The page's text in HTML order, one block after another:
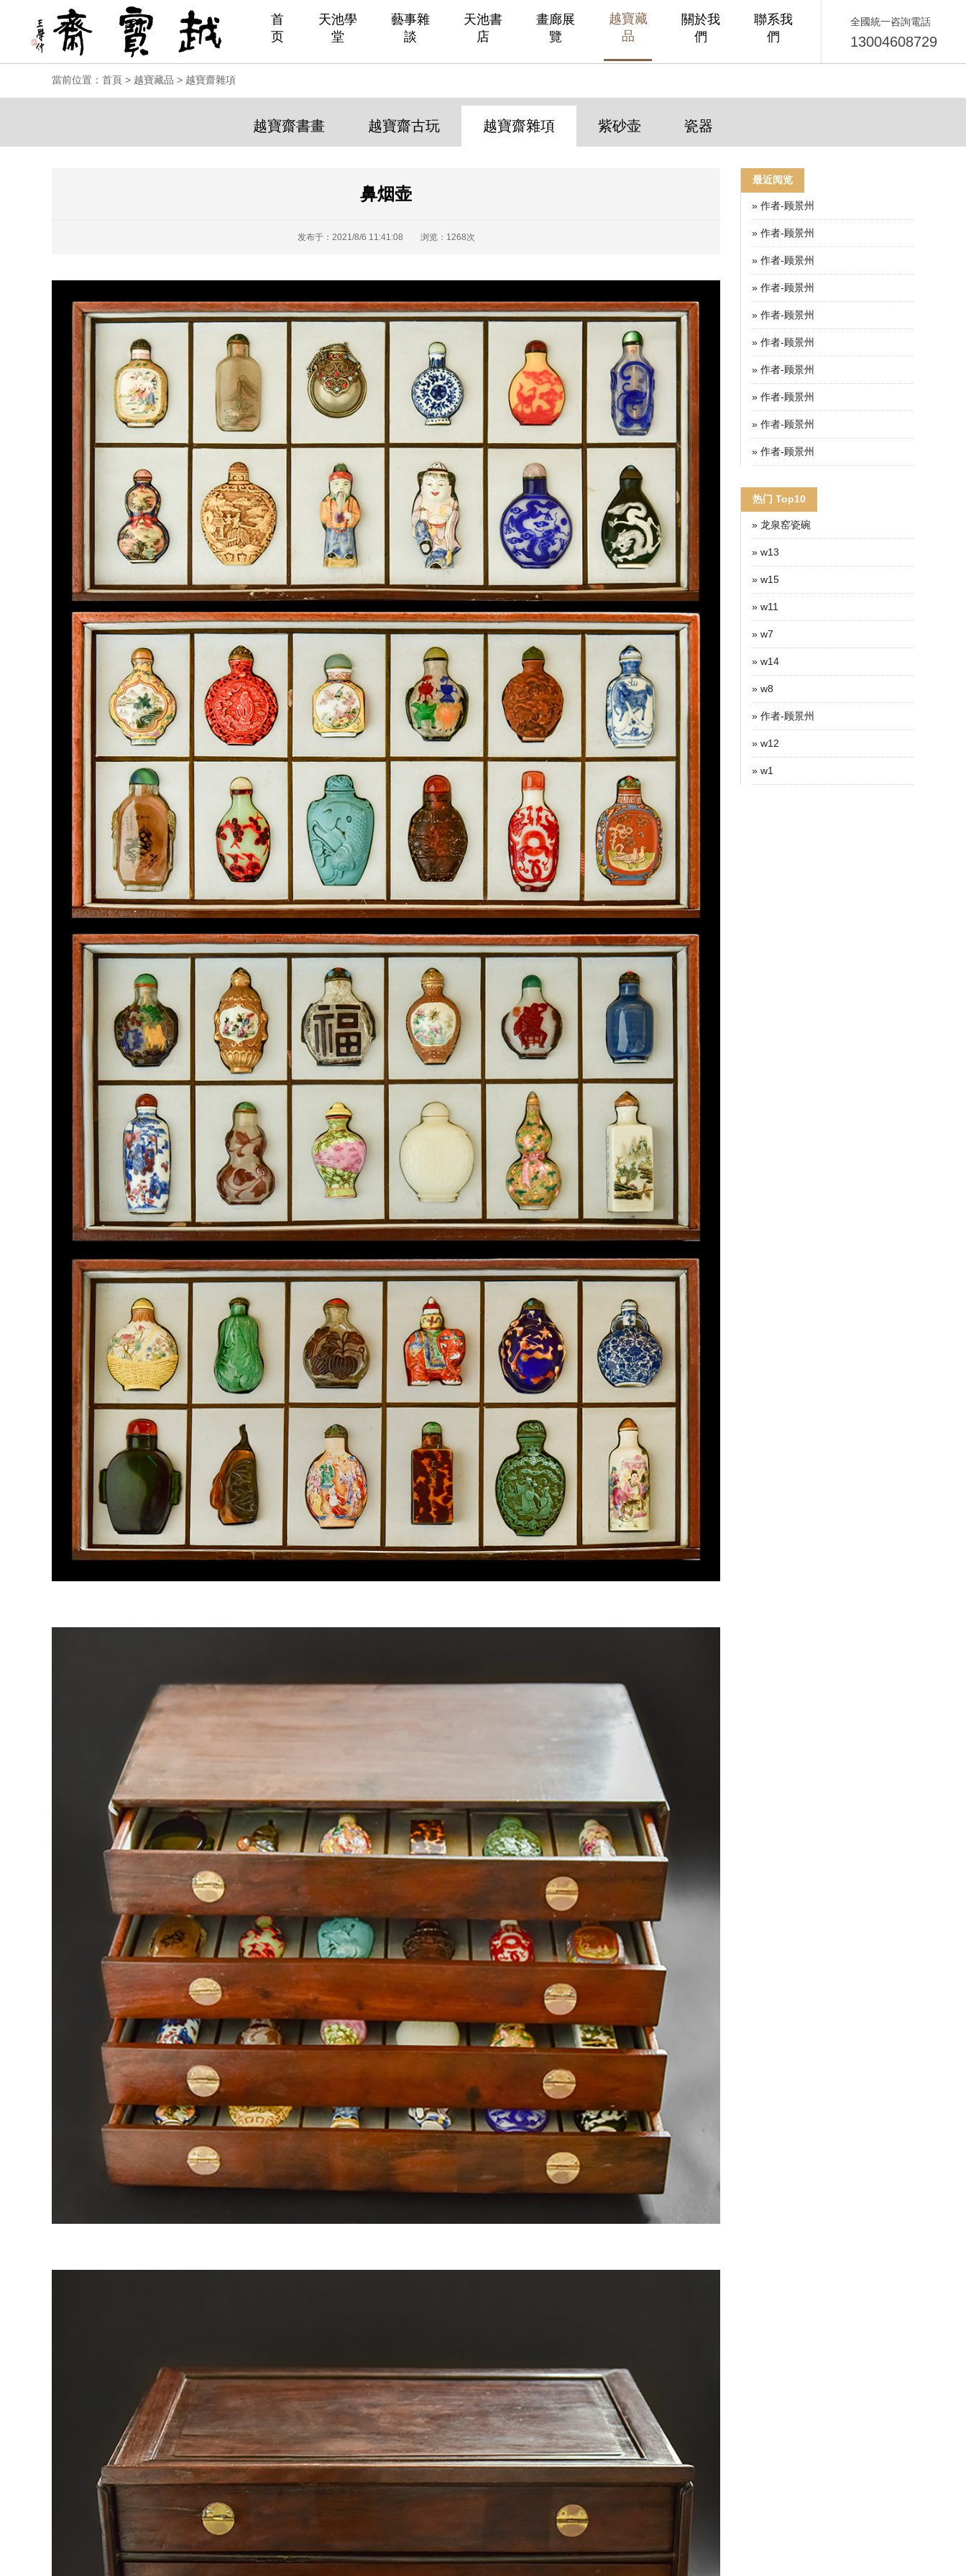
首
页
天池學
堂
藝事雜
談
天池書
店
畫廊展
覽
越寶藏
品
關於我
們
聯系我
們
全國統一咨詢電話
13004608729
當前位置： 首頁 > 越寶藏品 > 越寶齋雜項
越寶齋書畫 越寶齋古玩 越寶齋雜項 紫砂壶 瓷器
鼻烟壶
发布于：2021/8/6 11:41:08 浏览：1268次
最近阅览
» 作者-顾景州
» 作者-顾景州
» 作者-顾景州
» 作者-顾景州
» 作者-顾景州
» 作者-顾景州
» 作者-顾景州
» 作者-顾景州
» 作者-顾景州
» 作者-顾景州
热门 Top10
» 龙泉窑瓷碗
» w13
» w15
» w11
» w7
» w14
» w8
» 作者-顾景州
» w12
» w1